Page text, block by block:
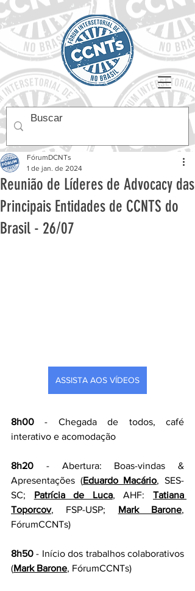
Reunião de Líderes de Advocacy das
Principais Entidades de CCNTS do
Brasil - 26/07
FórumDCNTs
1 de jan. de 2024
ASSISTA AOS VÍDEOS
8h00 - Chegada de todos, café
interativo e acomodação
8h20 - Abertura: Boas-vindas &
Apresentações (Eduardo Macário, SES-
SC; Patrícia de Luca, AHF: Tatiana
Toporcov, FSP-USP; Mark Barone,
FórumCCNTs)
8h50 -
(Mark Barone, FórumCCNTs)